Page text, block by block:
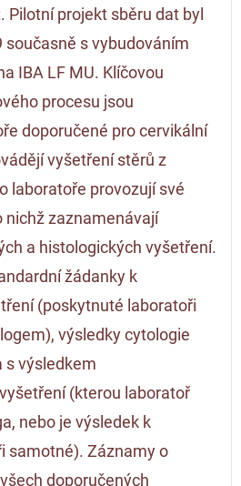
Pilotní projekt sběru dat byl
současně s vybudováním
IBA LF MU. Klíčovou
procesu jsou
doporučené pro cervikální
vyšetření stěrů z
laboratoře provozují své
nichž zaznamenávají
a histologických vyšetření.
žádanky k
(poskytnuté laboratoři
výsledky cytologie
s výsledkem
(kterou laboratoř
nebo je výsledek k
samotné). Záznamy o
doporučených